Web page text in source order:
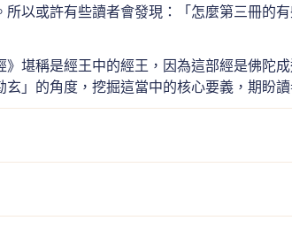
以或許有些讀者會發現：「怎麼第三冊的
堪稱是經王中的經王，因為這部經是佛陀
」的角度，挖掘這當中的核心要義，期盼